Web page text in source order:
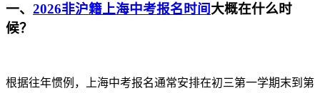
一、 2026非沪籍上海中考报名时间大概在什么时
候？
根据往年惯例，上海中考报名通常安排在初三第一学期末到第